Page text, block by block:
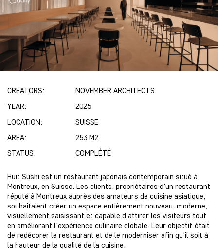
CREATORS:
NOVEMBER ARCHITECTS
YEAR:
2025
LOCATION:
SUISSE
AREA:
253 M2
STATUS:
COMPLÉTÉ
Huit Sushi est un restaurant japonais contemporain situé à
Montreux, en Suisse. Les clients, propriétaires d'un restaurant
réputé à Montreux auprès des amateurs de cuisine asiatique,
souhaitaient créer un espace entièrement nouveau, moderne,
visuellement saisissant et capable d'attirer les visiteurs tout
en améliorant l'expérience culinaire globale. Leur objectif était
de redécorer le restaurant et de le moderniser afin qu'il soit à
la hauteur de la qualité de la cuisine.